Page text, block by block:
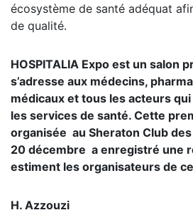
écosystème de santé adéquat
de qualité.
HOSPITALIA Expo est un salon
s’adresse aux médecins,
médicaux et tous les acteurs
les services de santé. Cette
organisée au Sheraton Club
20 décembre a enregistré une
estiment les organisateurs de
H. Azzouzi